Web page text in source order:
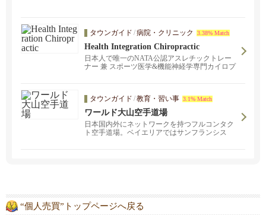
タウンガイド /病院・クリニック 3.38% Match
Health Integration Chiropractic
日本人で唯一のNATA公認アスレチックトレー
ナー 兼 スポーツ医学&機能神経学専門カイロプ
ら、どこに行っても治らなかった原因不明の身
体の不調に悩まされている方から、アスレチッ
クパフォーマンスの向上を目指している方は是
非ご連絡ください。
タウンガイド /教育・習い事 3.1% Match
ワールド大山空手道場
日本国内外にネットワークを持つフルコンタク
ト空手道場。ベイエリアではサンフランシス
“個人売買”トップページへ戻る